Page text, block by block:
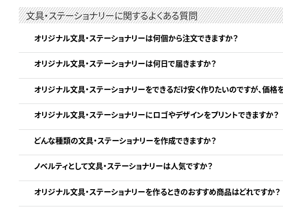
文具・ステーショナリーに関するよくある質問
オリジナル文具・ステーショナリーは何個から注文できますか？
オリジナル文具・ステーショナリーは何日で届きますか？
オリジナル文具・ステーショナリーをできるだけ安く作りたいのですが、価格
オリジナル文具・ステーショナリーにロゴやデザインをプリントできますか？
どんな種類の文具・ステーショナリーを作成できますか？
ノベルティとして文具・ステーショナリーは人気ですか？
オリジナル文具・ステーショナリーを作るときのおすすめ商品はどれですか？